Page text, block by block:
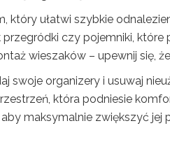
który ułatwi szybkie
przegródki czy pojemniki,
wieszaków – upewnij się,
swoje organizery i usuwaj
która podniesie
maksymalnie zwiększyć jej